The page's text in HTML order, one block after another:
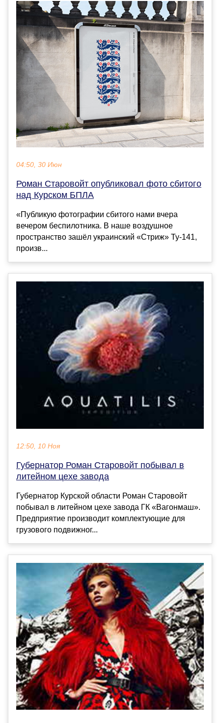
04:50, 30 Июн
Роман Старовойт опубликовал фото сбитого
над Курском БПЛА
«Публикую фотографии сбитого нами вчера
вечером беспилотника. В наше воздушное
пространство зашёл украинский «Стриж» Ту-141,
произв...
12:50, 10 Ноя
Губернатор Роман Старовойт побывал в
литейном цехе завода
Губернатор Курской области Роман Старовойт
побывал в литейном цехе завода ГК «Вагонмаш».
Предприятие производит комплектующие для
грузового подвижног...